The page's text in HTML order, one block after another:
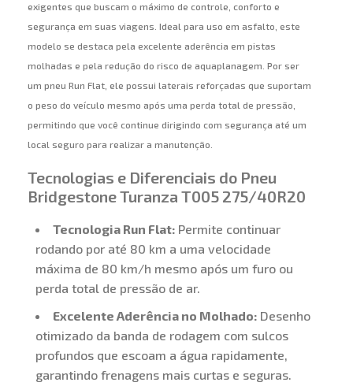
exigentes que buscam o máximo de controle, conforto e
segurança em suas viagens. Ideal para uso em asfalto, este
modelo se destaca pela excelente aderência em pistas
molhadas e pela redução do risco de aquaplanagem. Por ser
um pneu Run Flat, ele possui laterais reforçadas que suportam
o peso do veículo mesmo após uma perda total de pressão,
permitindo que você continue dirigindo com segurança até um
local seguro para realizar a manutenção.
Tecnologias e Diferenciais do Pneu
Bridgestone Turanza T005 275/40R20
Tecnologia Run Flat: Permite continuar
rodando por até 80 km a uma velocidade
máxima de 80 km/h mesmo após um furo ou
perda total de pressão de ar.
Excelente Aderência no Molhado: Desenho
otimizado da banda de rodagem com sulcos
profundos que escoam a água rapidamente,
garantindo frenagens mais curtas e seguras.